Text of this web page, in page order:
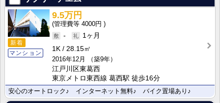
新着
マンション
9.5万円
4000円
-
1ヶ月
1K
28.15㎡
2016年12月
（築9年）
江戸川区東葛西
東京メトロ東西線 葛西駅 徒歩16分
安心のオートロック♪ インターネット無料♪ バイク置場あり♪